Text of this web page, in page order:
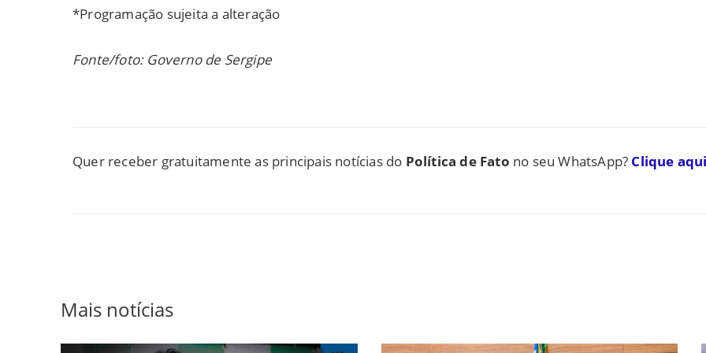
*Programação sujeita a alteração
Fonte/foto: Governo de Sergipe
Quer receber gratuitamente as principais notícias do Política de Fato no seu WhatsApp? Clique
Mais notícias